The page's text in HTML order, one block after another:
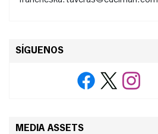
SÍGUENOS
MEDIA ASSETS